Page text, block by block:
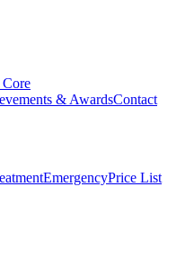
& AwardsContact
EmergencyPrice List